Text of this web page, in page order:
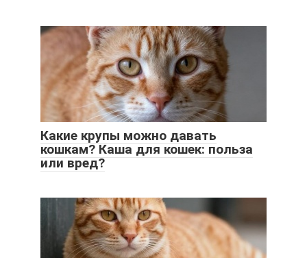
Какие крупы можно давать
кошкам? Каша для кошек: польза
или вред?